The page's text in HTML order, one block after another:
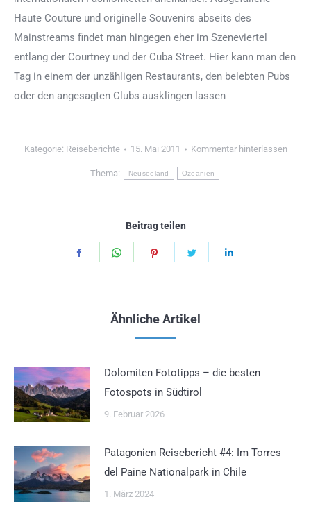
Haute Couture und originelle Souvenirs abseits des
Mainstreams findet man hingegen eher im Szeneviertel
entlang der Courtney und der Cuba Street. Hier kann man den
Tag in einem der unzähligen Restaurants, den belebten Pubs
oder den angesagten Clubs ausklingen lassen
Kategorie: Reiseberichte 15. Mai 2011 Kommentar hinterlassen
Thema: Neuseeland Ozeanien
Beitrag teilen
Teilen
Teilen
Teilen
Ähnliche Artikel
Dolomiten Fototipps – die besten
Fotospots in Südtirol
9. Februar 2026
Patagonien Reisebericht #4: Im Torres
del Paine Nationalpark in Chile
1. März 2024